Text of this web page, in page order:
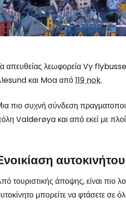
απευθείας λεωφορεία Vy
και Moa από119 nok.
πιο συχνή σύνδεση
Valderøya και από εκεί με
αυτοκινήτου
τουριστικής άποψης, είναι πιο
μπορείτε να φτάσετε σε